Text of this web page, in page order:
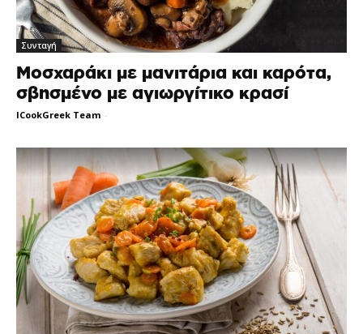
Συνταγή
Μοσχαράκι με μανιτάρια και καρότα,
σβησμένο με αγιωργίτικο κρασί
ICookGreek Team -